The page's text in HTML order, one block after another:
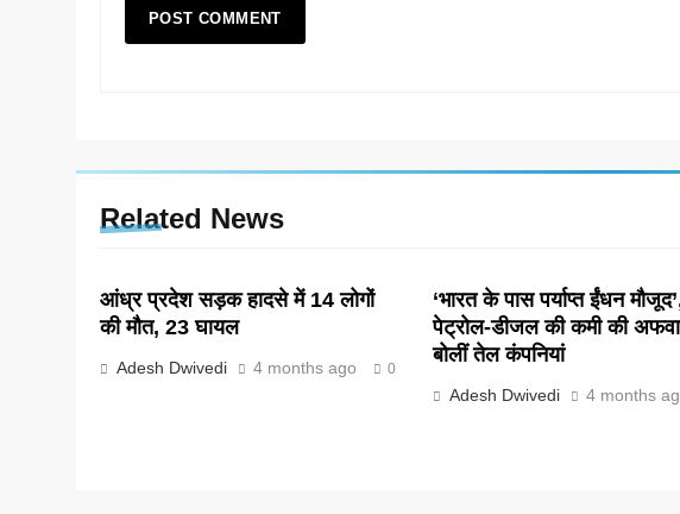
Related News
आंध्र प्रदेश सड़क हादसे में 14 लोगों
की मौत, 23 घायल
Adesh Dwivedi 4 months ago 0
‘भारत के पास पर्याप्त ईंधन
पेट्रोल-डीजल की कमी की
बोलीं तेल कंपनियां
Adesh Dwivedi 4 months